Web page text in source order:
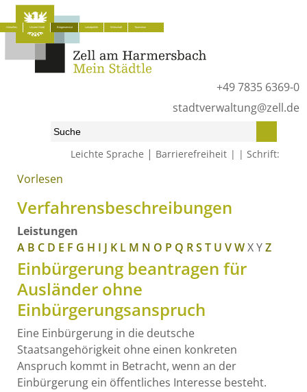
+49 7835 6369-0
stadtverwaltung@zell.de
Leichte Sprache | Barrierefreiheit Schrift:
Aktuelles Unsere Stadt Bürgerservice Lokalpolitik Wirtschaft Tourismus
Start» Bürgerservice »
Vorlesen
Verfahrensbeschreibungen
Leistungen
A B C D E F G H I J K L M N O P Q RS T U VWXYZ
Einbürgerung beantragen für
Ausländer ohne
Einbürgerungsanspruch
Eine Einbürgerung in die deutsche
Staatsangehörigkeit ohne einen konkreten
Anspruch kommt in Betracht, wenn an der
Einbürgerung ein öffentliches Interesse besteht.